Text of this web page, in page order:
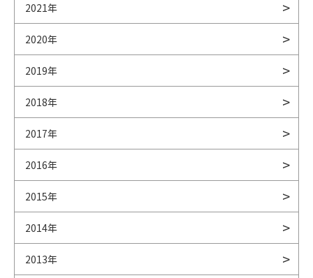
2021年
2020年
2019年
2018年
2017年
2016年
2015年
2014年
2013年